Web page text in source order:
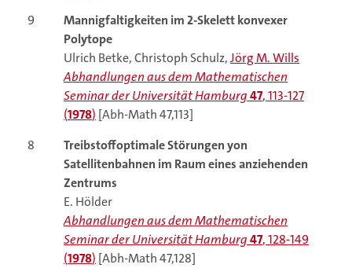
9
Mannigfaltigkeiten im 2-Skelett konvexer
Polytope
Ulrich Betke, Christoph Schulz,Jörg M. Wills
Abhandlungen aus dem Mathematischen
Seminar der Universität Hamburg47, 113-127
(1978) [Abh-Math 47,113]
8
Treibstoffoptimale Störungen yon
Satellitenbahnen im Raum eines anziehenden
Zentrums
E. Hölder
Abhandlungen aus dem Mathematischen
Seminar der Universität Hamburg47, 128-149
(1978) [Abh-Math 47,128]